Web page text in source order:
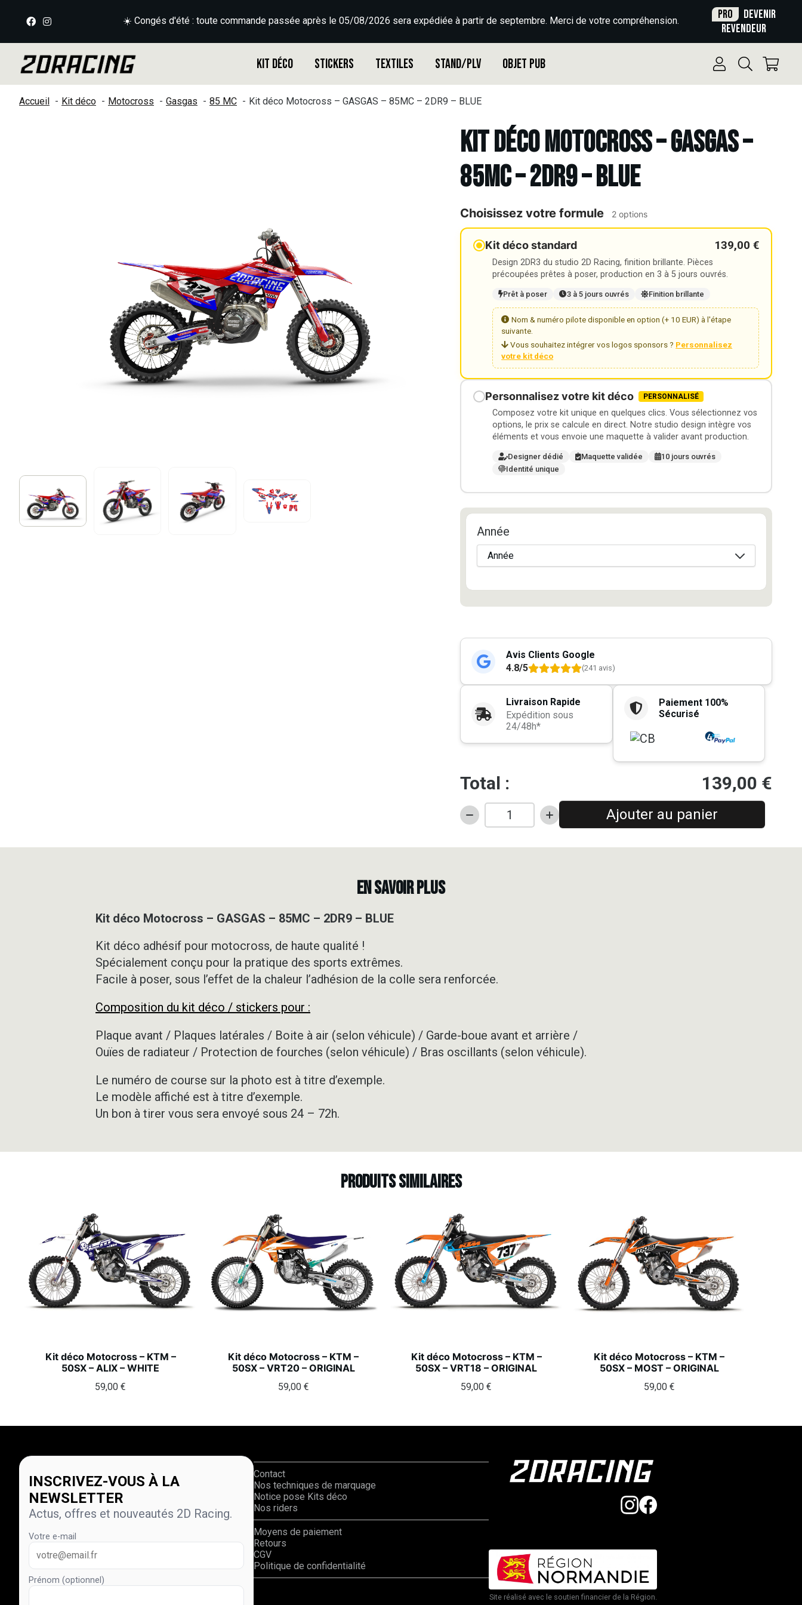
☀️ Congés d'été : toute commande passée après le 05/08/2026 sera expédiée à partir de septembre. Merci de votre compréhension. Pro
Devenir
revendeur
Kit déco Stickers Textiles Stand/PLV Objet Pub
Accueil Kit déco Motocross Gasgas 85 MC Kit déco Motocross – GASGAS – 85MC – 2DR9 – BLUE
Kit déco Motocross – GASGAS –
85MC – 2DR9 – BLUE
Choisissez votre formule 2 options
Kit déco standard 139,00 €
Design 2DR3 du studio 2D Racing, finition brillante. Pièces
précoupées prêtes à poser, production en 3 à 5 jours ouvrés.
Prêt à poser 3 à 5 jours ouvrés Finition brillante
Nom & numéro pilote disponible en option (+ 10 EUR) à l'étape
suivante.
Vous souhaitez intégrer vos logos sponsors ? Personnalisez
votre kit déco
Personnalisez votre kit déco PERSONNALISÉ
Composez votre kit unique en quelques clics. Vous sélectionnez vos
options, le prix se calcule en direct. Notre studio design intègre vos
éléments et vous envoie une maquette à valider avant production.
Designer dédié Maquette validée
10 jours ouvrés
Identité unique
Année
Avis Clients Google
4.8/5
(241 avis)
Livraison Rapide
Expédition sous
24/48h*
Paiement 100%
Sécurisé
Total : 139,00 €
quantité
Kit
-
Ajouter au panier
EN SAVOIR PLUS
Kit déco Motocross – GASGAS – 85MC – 2DR9 – BLUE
Kit déco adhésif pour motocross, de haute qualité !
Spécialement conçu pour la pratique des sports extrêmes.
Facile à poser, sous l’effet de la chaleur l’adhésion de la colle sera renforcée.
Composition du kit déco / stickers pour :
Plaque avant / Plaques latérales / Boite à air (selon véhicule) / Garde-boue avant et arrière /
Ouïes de radiateur / Protection de fourches (selon véhicule) / Bras oscillants (selon véhicule).
Le numéro de course sur la photo est à titre d’exemple.
Le modèle affiché est à titre d’exemple.
Un bon à tirer vous sera envoyé sous 24 – 72h.
Produits similaires
Kit déco Motocross – KTM –
50SX – ALIX – WHITE
59,00€
Kit déco Motocross – KTM –
50SX – VRT20 – ORIGINAL
59,00 €
Kit déco Motocross – KTM –
50SX – VRT18 – ORIGINAL
59,00€
Kit déco Motocross – KTM –
50SX – MOST – ORIGINAL
59,00 €
INSCRIVEZ-VOUS À LA
NEWSLETTER
Actus, offres et nouveautés 2D Racing.
Votre e-mail
Prénom (optionnel)
Contact
Nos techniques de marquage
Notice pose Kits déco
Nos riders
Moyens de paiement
Retours
CGV
Politique de confidentialité
Site réalisé avec le soutien financier de la Région.